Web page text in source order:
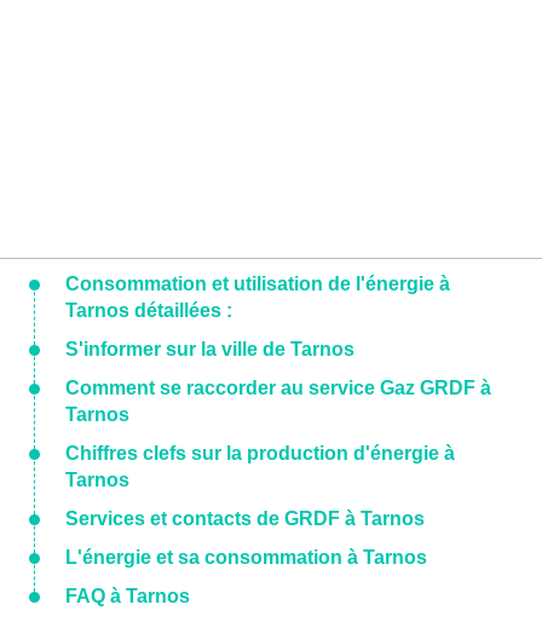
Consommation et utilisation de l'énergie à
Tarnos détaillées :
S'informer sur la ville de Tarnos
Comment se raccorder au service Gaz GRDF à
Tarnos
Chiffres clefs sur la production d'énergie à
Tarnos
Services et contacts de GRDF à Tarnos
L'énergie et sa consommation à Tarnos
FAQ à Tarnos